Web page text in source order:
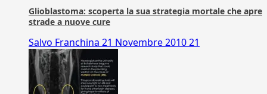
Glioblastoma: scoperta la sua strategia mortale che apre
strade a nuove cure
Salvo Franchina 21 Novembre 201021